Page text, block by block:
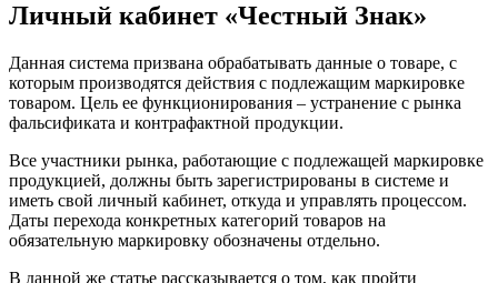
Личный кабинет «Честный Знак»
Данная система призвана обрабатывать данные о товаре, с
которым производятся действия с подлежащим маркировке
товаром. Цель ее функционирования – устранение с рынка
фальсификата и контрафактной продукции.
Все участники рынка, работающие с подлежащей маркировке
продукцией, должны быть зарегистрированы в системе и
иметь свой личный кабинет, откуда и управлять процессом.
Даты перехода конкретных категорий товаров на
обязательную маркировку обозначены отдельно.
В данной же статье рассказывается о том, как пройти